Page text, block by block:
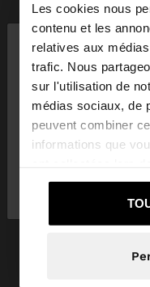
Les cookies nous
contenu et les
relatives aux
trafic. Nous
sur l'utilisation de
médias sociaux, de
peuvent combiner
informations que
services.
bonjour
Vous accédez au
vous parcourir